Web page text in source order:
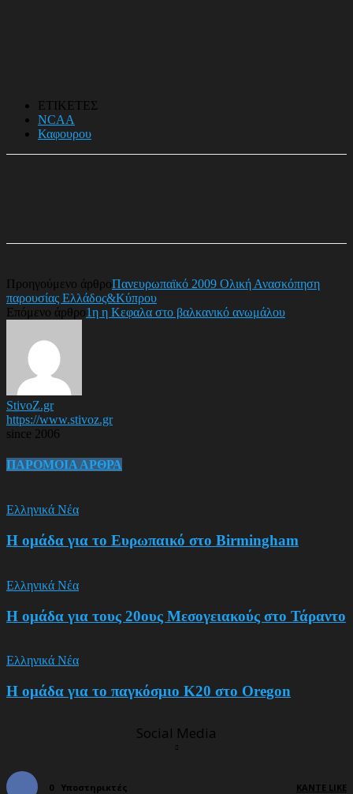
ΕΤΙΚΕΤΕΣ
NCAA
Καφουρου
Προηγούμενο άρθροΠανευρωπαϊκό 2009 Ολική Ανασκόπηση
παρουσίας Ελλάδος&Κύπρου
Επόμενο άρθρο1η η Κεφαλα στο βαλκανικό ανωμάλου
StivoZ.gr
https://www.stivoz.gr
since 2006
ΠΑΡΟΜΟΙΑ ΑΡΘΡΑ
Ελληνικά Νέα
Η ομάδα για το Ευρωπαικό στο Birmingham
Ελληνικά Νέα
Η ομάδα για τους 20ους Μεσογειακούς στο Τάραντο
Ελληνικά Νέα
Η ομάδα για το παγκόσμιο Κ20 στο Oregon
Social Media
0 Υποστηρικτές ΚΆΝΤΕ LIKE